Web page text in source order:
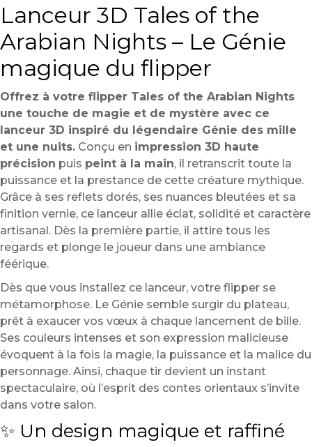
Lanceur 3D Tales of the
Arabian Nights – Le Génie
magique du flipper
Offrez à votre flipper Tales of the Arabian Nights
une touche de magie et de mystère avec ce
lanceur 3D inspiré du légendaire Génie des mille
et une nuits. Conçu en impression 3D haute
précision puis peint à la main, il retranscrit toute la
puissance et la prestance de cette créature mythique.
Grâce à ses reflets dorés, ses nuances bleutées et sa
finition vernie, ce lanceur allie éclat, solidité et caractère
artisanal. Dès la première partie, il attire tous les
regards et plonge le joueur dans une ambiance
féérique.
Dès que vous installez ce lanceur, votre flipper se
métamorphose. Le Génie semble surgir du plateau,
prêt à exaucer vos vœux à chaque lancement de bille.
Ses couleurs intenses et son expression malicieuse
évoquent à la fois la magie, la puissance et la malice du
personnage. Ainsi, chaque tir devient un instant
spectaculaire, où l’esprit des contes orientaux s’invite
dans votre salon.
✨ Un design magique et raffiné